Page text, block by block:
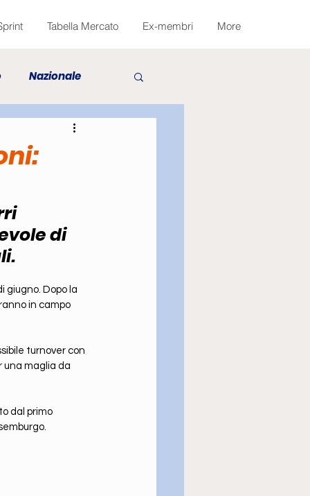
Tabella Mercato Ex-membri More
Nazionale
Fantacalcio
di
giugno. Dopo la
in campo
turnover con
una maglia da
dal primo